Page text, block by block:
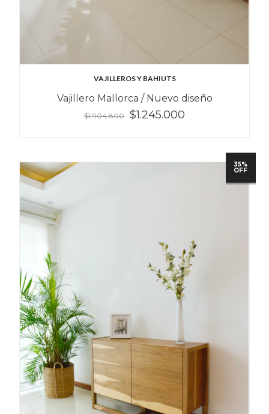
VAJILLEROS Y BAHIUTS
Vajillero Mallorca / Nuevo diseño
$1.904.800 $1.245.000
35%
OFF